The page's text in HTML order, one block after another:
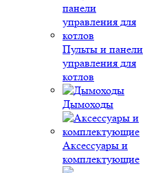
Пульты и панели
управления для
котлов
Дымоходы
Аксессуары и
комплектующие